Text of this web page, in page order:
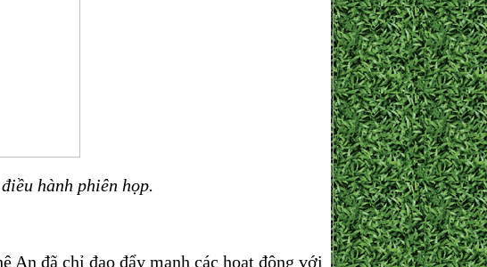
hành phiên họp.
An đã chỉ đạo đẩy mạnh các hoạt động với